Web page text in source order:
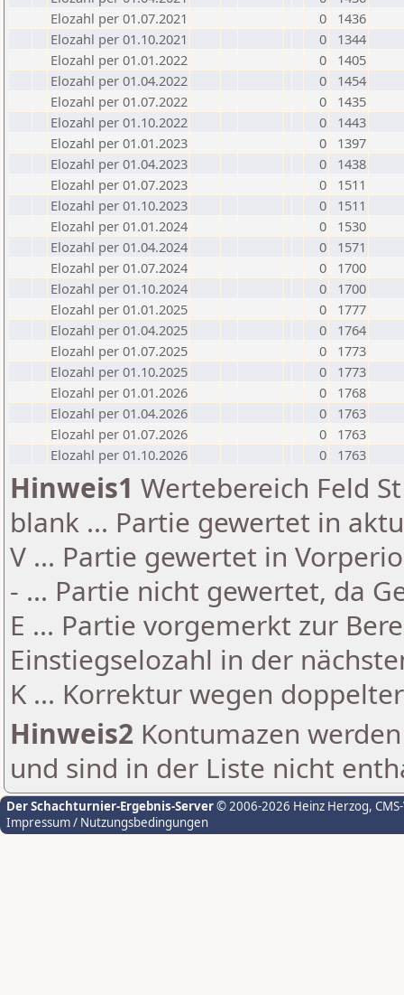
Elozahl per 01.07.2021
0
1436
Elozahl per 01.10.2021
0
1344
Elozahl per 01.01.2022
0
1405
Elozahl per 01.04.2022
0
1454
Elozahl per 01.07.2022
0
1435
Elozahl per 01.10.2022
0
1443
Elozahl per 01.01.2023
0
1397
Elozahl per 01.04.2023
0
1438
Elozahl per 01.07.2023
0
1511
Elozahl per 01.10.2023
0
1511
Elozahl per 01.01.2024
0
1530
Elozahl per 01.04.2024
0
1571
Elozahl per 01.07.2024
0
1700
Elozahl per 01.10.2024
0
1700
Elozahl per 01.01.2025
0
1777
Elozahl per 01.04.2025
0
1764
Elozahl per 01.07.2025
0
1773
Elozahl per 01.10.2025
0
1773
Elozahl per 01.01.2026
0
1768
Elozahl per 01.04.2026
0
1763
Elozahl per 01.07.2026
0
1763
Elozahl per 01.10.2026
0 1763
Hinweis1 Wertebereich Feld
blank ... Partie gewertet in
V ... Partie gewertet in
- ... Partie nicht gewertet, da
E ... Partie vorgemerkt zur
Einstiegselozahl in der
K ... Korrektur wegen
Hinweis2 Kontumazen
und sind in der Liste nicht
Der Schachturnier-Ergebnis-Server© 2006-2026 Heinz Herzog,
Impressum / Nutzungsbedingungen